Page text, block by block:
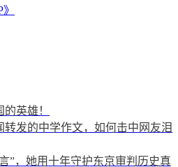
英雄！
发的中学作文，如何击中网友泪
”，她用十年守护东京审判历史真